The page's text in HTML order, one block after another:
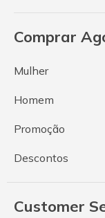
Comprar
Mulher
Homem
Promoção
Descontos
Customer